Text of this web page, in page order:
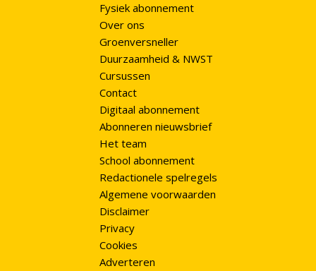
Fysiek abonnement
Over ons
Groenversneller
Duurzaamheid & NWST
Cursussen
Contact
Digitaal abonnement
Abonneren nieuwsbrief
Het team
School abonnement
Redactionele spelregels
Algemene voorwaarden
Disclaimer
Privacy
Cookies
Adverteren